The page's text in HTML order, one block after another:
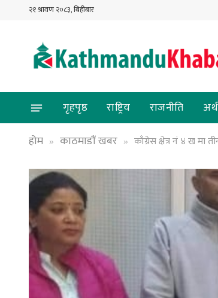
२१ श्रावण २०८३, बिहीबार
गृहपृष्ठ राष्ट्रिय राजनीति
होम
» काठमाडौं खबर » काँग्रेस क्षेत्र नं ४ ख